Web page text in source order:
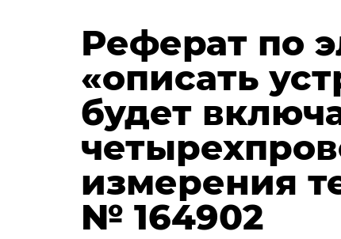
Реферат по
«описать
будет
измерения
№ 164902